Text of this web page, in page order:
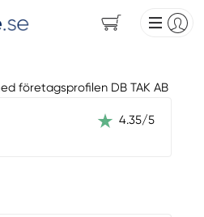
företagsprofilen DB TAK AB
4.35/5